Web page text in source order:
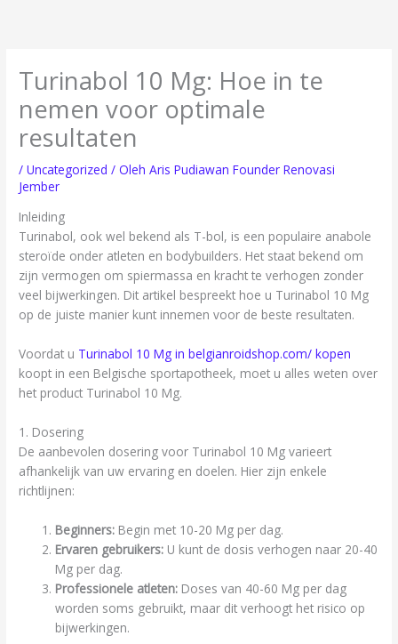
Turinabol 10 Mg: Hoe in te
nemen voor optimale
resultaten
/Uncategorized / OlehAris Pudiawan Founder Renovasi
Jember
Inleiding
Turinabol, ook wel bekend als T-bol, is een populaire anabole
steroïde onder atleten en bodybuilders. Het staat bekend om
zijn vermogen om spiermassa en kracht te verhogen zonder
veel bijwerkingen. Dit artikel bespreekt hoe u Turinabol 10 Mg
op de juiste manier kunt innemen voor de beste resultaten.
Voordat u Turinabol 10 Mg in belgianroidshop.com/ kopen
koopt in een Belgische sportapotheek, moet u alles weten over
het product Turinabol 10 Mg.
1. Dosering
De aanbevolen dosering voor Turinabol 10 Mg varieert
afhankelijk van uw ervaring en doelen. Hier zijn enkele
richtlijnen:
Beginners: Begin met 10-20 Mg per dag.
Ervaren gebruikers: U kunt de dosis verhogen naar 20-40
Mg per dag.
Professionele atleten: Doses van 40-60 Mg per dag
worden soms gebruikt, maar dit verhoogt het risico op
bijwerkingen.